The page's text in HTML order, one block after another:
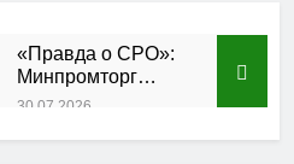
«Правда о СРО»:
Минпромторг
подтвердил
кластера
30.07.2026